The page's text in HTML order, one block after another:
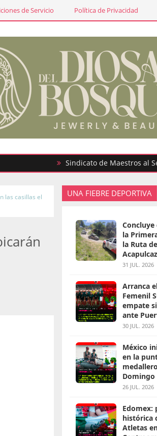
de Servicio Política de Privacidad
Sindicato de Maestros al
las casillas el
UNA FIEBRE DEPORTIVA
la
la Ruta
parejas
31 JUL. 2026
Arranca
Femenil
empate
ante
Santo
30 JUL. 2026
México
en la
Domingo
26 JUL. 2026
Edomex:
histórica
Atletas